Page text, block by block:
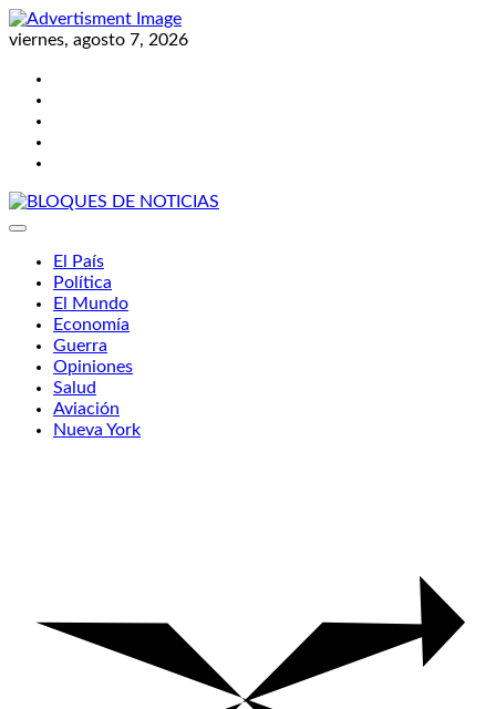
Skip
to
viernes, agosto 7, 2026
El País
Política
El Mundo
Economía
Guerra
Opiniones
Salud
Aviación
Nueva York